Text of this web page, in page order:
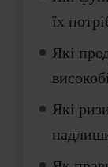
їх
Які
Які